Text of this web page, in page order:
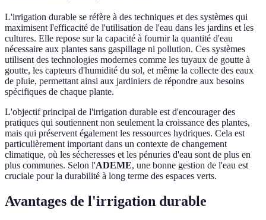
L'irrigation durable se réfère à des techniques et des systèmes qui
maximisent l'efficacité de l'utilisation de l'eau dans les jardins et les
cultures. Elle repose sur la capacité à fournir la quantité d'eau
nécessaire aux plantes sans gaspillage ni pollution. Ces systèmes
utilisent des technologies modernes comme les tuyaux de goutte à
goutte, les capteurs d'humidité du sol, et même la collecte des eaux
de pluie, permettant ainsi aux jardiniers de répondre aux besoins
spécifiques de chaque plante.
L'objectif principal de l'irrigation durable est d'encourager des
pratiques qui soutiennent non seulement la croissance des plantes,
mais qui préservent également les ressources hydriques. Cela est
particulièrement important dans un contexte de changement
climatique, où les sécheresses et les pénuries d'eau sont de plus en
plus communes. Selon l'ADEME, une bonne gestion de l'eau est
cruciale pour la durabilité à long terme des espaces verts.
Avantages de l'irrigation durable